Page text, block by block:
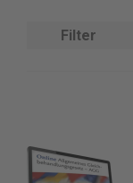
Filter